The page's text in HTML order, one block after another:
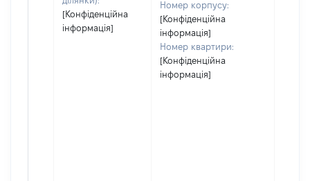
[Конфіденційна
інформація]
Номер корпусу:
[Конфіденційна
інформація]
Номер квартири:
[Конфіденційна
інформація]